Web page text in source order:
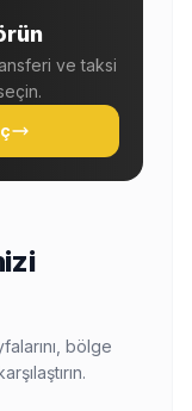
ve taksi
bölge